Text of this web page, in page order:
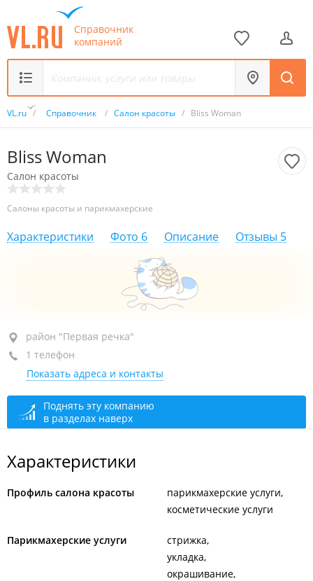
Справочник
компаний
VL.ru / Справочник / Салон красоты / Bliss Woman
Bliss Woman
Салон красоты
Салоны красоты и парикмахерские
Характеристики Фото 6 Описание Отзывы 5
район "Первая речка", пр-т Красного Знамени, 30
+7 984 140-36-08
закрыто, откроется в 10:00
район "Первая речка"
1 телефон
Показать адреса и контакты
Поднять эту компанию
в разделах наверх
Характеристики
Профиль салона красоты
парикмахерские услуги
косметические услуги
Парикмахерские услуги
стрижка
укладка
окрашивание